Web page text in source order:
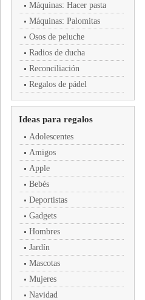
Máquinas: Hacer pasta
Máquinas: Palomitas
Osos de peluche
Radios de ducha
Reconciliación
Regalos de pádel
Ideas para regalos
Adolescentes
Amigos
Apple
Bebés
Deportistas
Gadgets
Hombres
Jardín
Mascotas
Mujeres
Navidad